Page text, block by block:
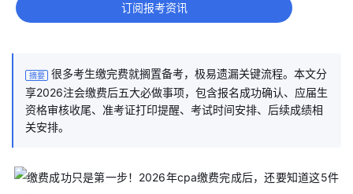
订阅报考资讯
摘要
很多考生缴完费就搁置备考，极易遗漏关键流程。本文分
享2026注会缴费后五大必做事项，包含报名成功确认、应届生
资格审核收尾、准考证打印提醒、考试时间安排、后续成绩相
关安排。